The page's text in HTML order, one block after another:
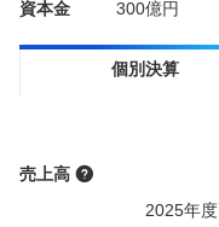
資本金 300億円
個別決算
売上高
2025年度